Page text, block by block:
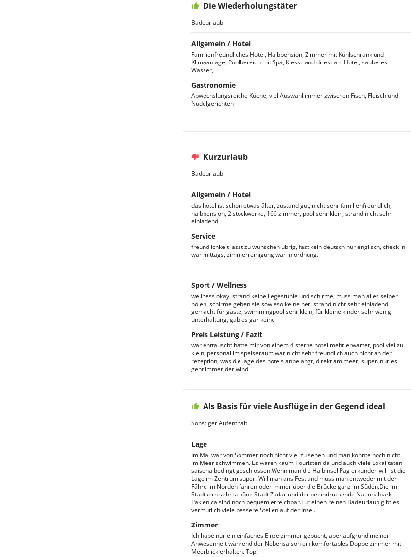
Die Wiederholungstäter
Badeurlaub
Allgemein / Hotel
Familienfreundliches Hotel, Halbpension, Zimmer mit Kühlschrank und
Klimaanlage, Poolbereich mit Spa, Kiesstrand direkt am Hotel, sauberes
Wasser,
Gastronomie
Abwechslungsreiche Küche, viel Auswahl immer zwischen Fisch, Fleisch und
Nudelgerichten
Kurzurlaub
Badeurlaub
Allgemein / Hotel
das hotel ist schon etwas älter, zustand gut, nicht sehr familienfreundlich,
halbpension, 2 stockwerke, 166 zimmer, pool sehr klein, strand nicht sehr
einladend
Service
freundlichkeit lässt zu wünschen übrig, fast kein deutsch nur englisch, check in
war mittags, zimmerreinigung war in ordnung.
Sport / Wellness
wellness okay, strand keine liegestühle und schirme, muss man alles selber
holen, schirme geben sie sowieso keine her, strand nicht sehr einladend
gemacht für gäste, swimmingpool sehr klein, für kleine kinder sehr wenig
unterhaltung, gab es gar keine
Preis Leistung / Fazit
war enttäuscht hatte mir von einem 4 sterne hotel mehr erwartet, pool viel zu
klein, personal im speiseraum war nicht sehr freundlich auch nicht an der
rezeption, was die lage des hotels anbelangt, direkt am meer, super. nur es
geht immer der wind.
Als Basis für viele Ausflüge in der Gegend ideal
Sonstiger Aufenthalt
Lage
Im Mai war von Sommer noch nicht viel zu sehen und man konnte noch nicht
im Meer schwimmen. Es waren kaum Touristen da und auch viele Lokalitäten
saisonalbedingt geschlossen.Wenn man die Halbinsel Pag erkunden will ist die
Lage im Zentrum super. Will man ans Festland muss man entweder mit der
Fähre im Norden fahren oder immer über die Brücke ganz im Süden.Die im
Stadtkern sehr schöne Stadt Zadar und der beeindruckende Nationalpark
Paklenica sind noch bequem erreichbar.Für einen reinen Badeurlaub gibt es
vermutlich viele bessere Stellen auf der Insel.
Zimmer
Ich habe nur ein einfaches Einzelzimmer gebucht, aber aufgrund meiner
Anwesenheit während der Nebensaison ein komfortables Doppelzimmer mit
Meerblick erhalten. Top!